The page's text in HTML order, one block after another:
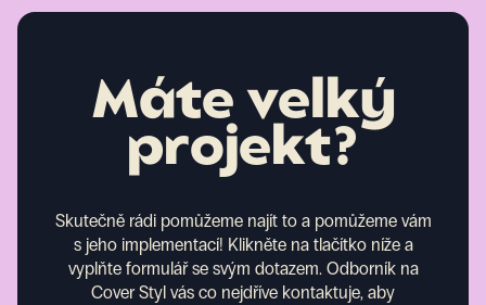
Máte velký
projekt?
Skutečně rádi pomůžeme najít to a pomůžeme vám
s jeho implementací! Klikněte na tlačítko níže a
vyplňte formulář se svým dotazem. Odborník na
Cover Styl vás co nejdříve kontaktuje, aby